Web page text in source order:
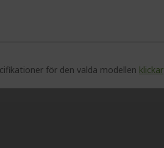
för den valda modellen klickar